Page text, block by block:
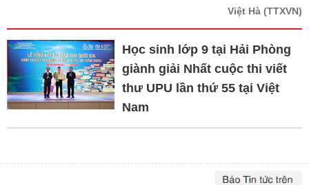
Việt Hà (TTXVN)
Học sinh lớp 9 tại Hải Phòng
giành giải Nhất cuộc thi viết
thư UPU lần thứ 55 tại Việt
Nam